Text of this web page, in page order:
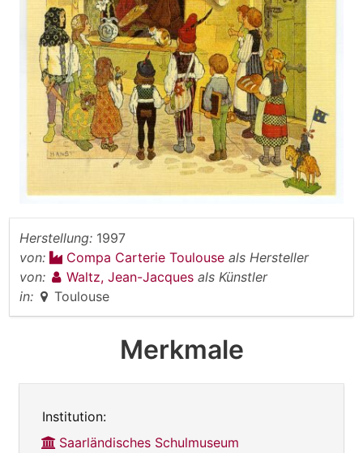
Herstellung: 1997
von:
Compa Carterie Toulouse als Hersteller
von:
Waltz, Jean-Jacques als Künstler
in:
Toulouse
Merkmale
Institution:
Saarländisches Schulmuseum